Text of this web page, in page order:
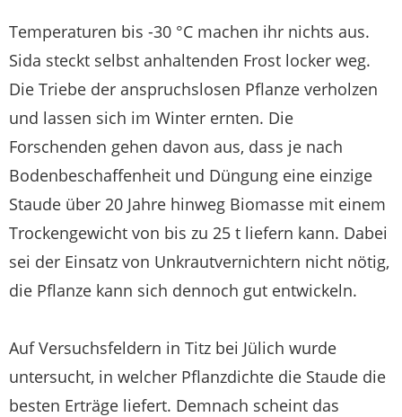
Temperaturen bis -30 °C machen ihr nichts aus.
Sida steckt selbst anhaltenden Frost locker weg.
Die Triebe der anspruchslosen Pflanze verholzen
und lassen sich im Winter ernten. Die
Forschenden gehen davon aus, dass je nach
Bodenbeschaffenheit und Düngung eine einzige
Staude über 20 Jahre hinweg Biomasse mit einem
Trockengewicht von bis zu 25 t liefern kann. Dabei
sei der Einsatz von Unkrautvernichtern nicht nötig,
die Pflanze kann sich dennoch gut entwickeln.
Auf Versuchsfeldern in Titz bei Jülich wurde
untersucht, in welcher Pflanzdichte die Staude die
besten Erträge liefert. Demnach scheint das